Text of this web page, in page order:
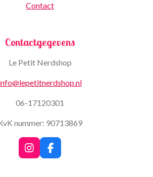
Contact
Contactgegevens
Le Petit Nerdshop
06-17120301
nummer: 90713869
I
n
F
a